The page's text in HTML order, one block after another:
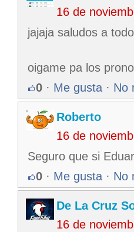
16 de
jajaja saludos a
oigame pa los
0 · Me gusta · No
Roberto
16 de
Seguro que si
0 · Me gusta · No
De La Cruz
16 de